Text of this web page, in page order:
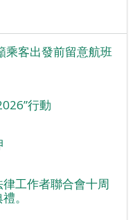
乘客出發前留意航班
行動
工作者聯合會十周
。